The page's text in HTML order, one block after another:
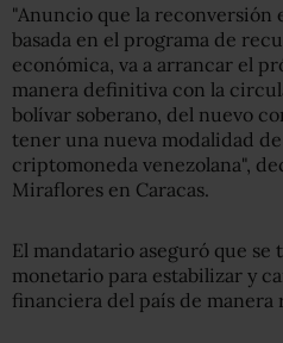
"Anuncio que la reconversión
basada en el programa de
económica, va a arrancar el
manera definitiva con la
bolívar soberano, del nuevo
tener una nueva modalidad
criptomoneda venezolana",
Miraflores en Caracas.
El mandatario aseguró que se
monetario para estabilizar y
financiera del país de manera